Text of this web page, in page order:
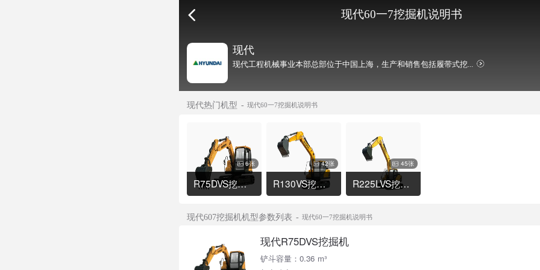
现代60一7挖掘机说明书
现代
现代工程机械事业本部总部位于中国上海，生产和销售包括履带式挖...
现代热门机型 现代60一7挖掘机说明书
6张
R75DVS挖掘机
42张
R130VS挖掘机
45张
R225LVS挖掘机
现代607挖掘机机型参数列表 现代60一7挖掘机说明书
现代R75DVS挖掘机
铲斗容量：0.36 m³